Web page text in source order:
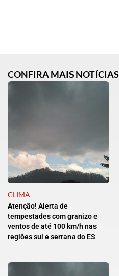
CONFIRA MAIS NOTÍCIAS
CLIMA
Atenção! Alerta de
tempestades com granizo e
ventos de até 100 km/h nas
regiões sul e serrana do ES